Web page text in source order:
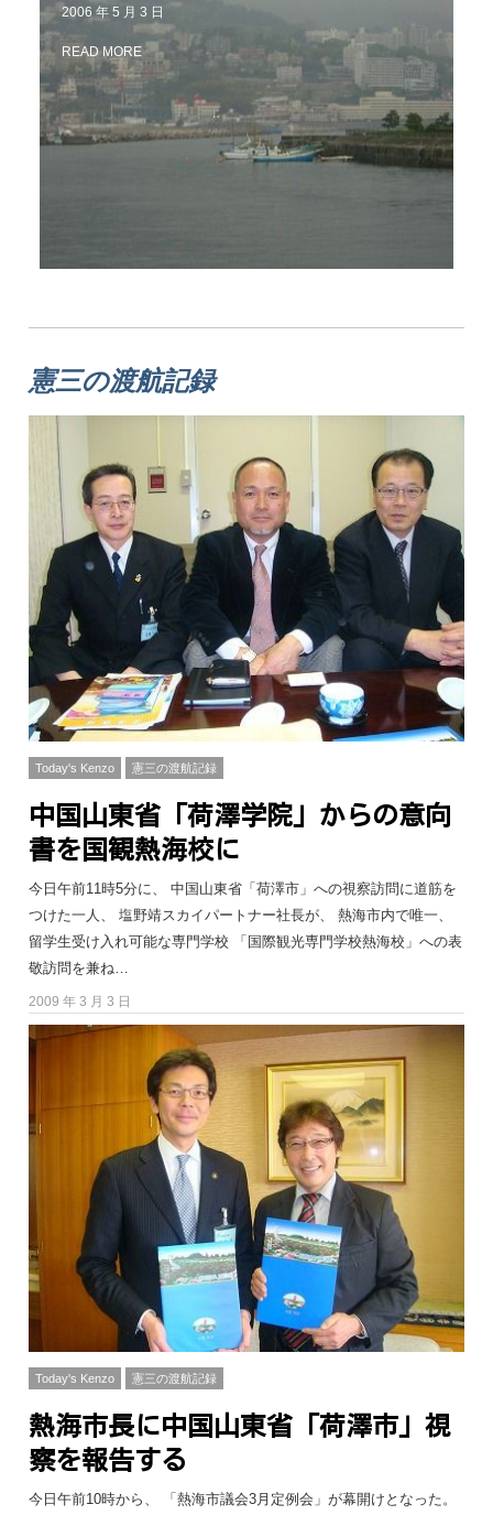
2006 年 5 月 3 日
READ MORE
憲三の渡航記録
Today's Kenzo 憲三の渡航記録
中国山東省「荷澤学院」からの意向
書を国観熱海校に
今日午前11時5分に、 中国山東省「荷澤市」への視察訪問に道筋を
つけた一人、 塩野靖スカイパートナー社長が、 熱海市内で唯一、
留学生受け入れ可能な専門学校 「国際観光専門学校熱海校」への表
敬訪問を兼ね…
2009 年 3 月 3 日
Today's Kenzo 憲三の渡航記録
熱海市長に中国山東省「荷澤市」視
察を報告する
今日午前10時から、 「熱海市議会3月定例会」が幕開けとなった。